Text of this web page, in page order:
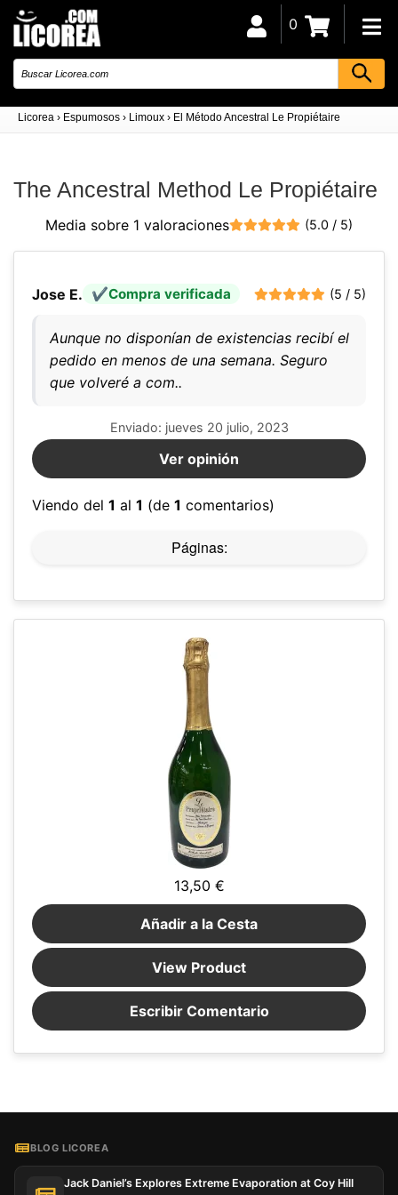
Licorea › Espumosos › Limoux › El Método Ancestral Le Propiétaire
0
The Ancestral Method Le Propiétaire
Media sobre 1 valoraciones (5.0 / 5)
Jose E. Compra verificada (5 / 5)
Aunque no disponían de existencias recibí el
pedido en menos de una semana. Seguro
que volveré a com..
Enviado: jueves 20 julio, 2023
Ver opinión
Viendo del 1 al 1 (de 1 comentarios)
Páginas:
13,50 €
Añadir a la Cesta
View Product
Escribir Comentario
BLOG LICOREA
Jack Daniel’s Explores Extreme Evaporation at Coy Hill